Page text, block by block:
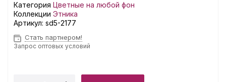
Категория Цветные на любой фон
Коллекции Этника
Артикул: sd5-2177
Стать партнером!
Запрос оптовых условий